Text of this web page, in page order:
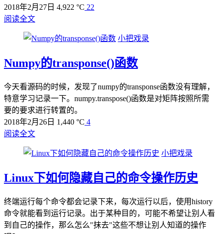
2018年2月27日 4,922 °C 22
阅读全文
小把戏录
Numpy的transponse()函数
今天看源码的时候，发现了numpy的transponse函数没有理解，
特意学习记录一下。numpy.transpose()函数是对矩阵按照所需
要的要求进行转置的。
2018年2月26日 1,440 °C 4
阅读全文
小把戏录
Linux下如何隐藏自己的命令操作历史
终端运行每个命令都会记录下来，每次运行以后，使用history
命令就能看到运行记录。出于某种目的，可能不希望让别人看
到自己的操作，那么怎么"抹去"这些不想让别人知道的操作